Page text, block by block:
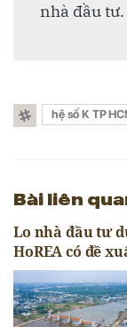
nhà đầu tư.
hệ số K TP
Bài liên
Lo nhà đầu tư
HoREA có đề